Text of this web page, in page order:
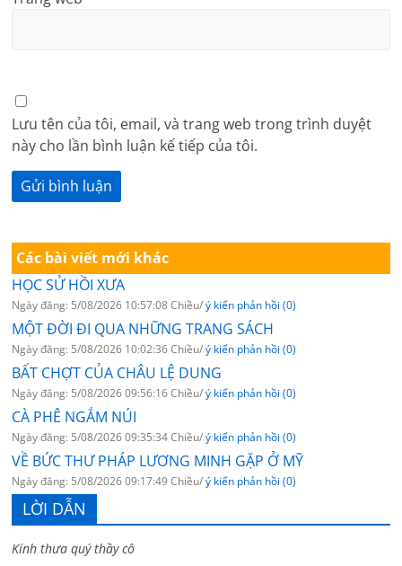
Lưu tên của tôi, email, và trang web trong trình duyệt
này cho lần bình luận kế tiếp của tôi.
Các bài viết mới khác
HỌC SỬ HỒI XƯA
Ngày đăng: 5/08/2026 10:57:08 Chiều/ý kiến phản hồi (0)
MỘT ĐỜI ĐI QUA NHỮNG TRANG SÁCH
Ngày đăng: 5/08/2026 10:02:36 Chiều/ý kiến phản hồi (0)
BẤT CHỢT CỦA CHÂU LỆ DUNG
Ngày đăng: 5/08/2026 09:56:16 Chiều/ý kiến phản hồi (0)
CÀ PHÊ NGẮM NÚI
Ngày đăng: 5/08/2026 09:35:34 Chiều/ý kiến phản hồi (0)
VỀ BỨC THƯ PHÁP LƯƠNG MINH GẶP Ở MỸ
Ngày đăng: 5/08/2026 09:17:49 Chiều/ý kiến phản hồi (0)
LỜI DẪN
Kính thưa quý thầy cô